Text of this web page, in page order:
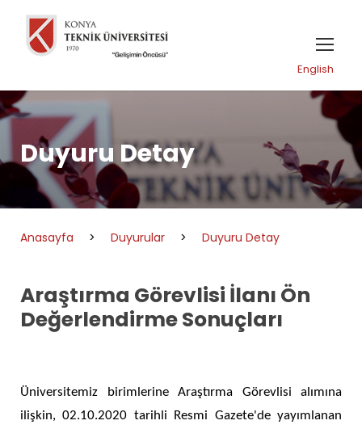
English
Duyuru Detay
Anasayfa > Duyurular > Duyuru Detay
Araştırma Görevlisi İlanı Ön
Değerlendirme Sonuçları
Üniversitemiz birimlerine Araştırma Görevlisi alımına
ilişkin, 02.10.2020 tarihli Resmi Gazete'de yayımlanan